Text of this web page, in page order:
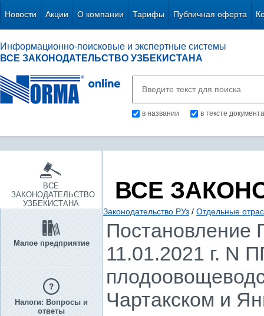
Новости Акции О компании Тарифы Публичная оферта
Информационно-поисковые и экспертные системы
ВСЕ ЗАКОНОДАТЕЛЬСТВО УЗБЕКИСТАНА
в названии в тексте документа
ВСЕ
ЗАКОНОДАТЕЛЬСТВО
УЗБЕКИСТАНА
Малое предприятие
Налоги: Вопросы и
ответы
ВСЕ
Законодательство РУз / Отдельные
Постановление
11.01.2021 г. N
Чартакском и